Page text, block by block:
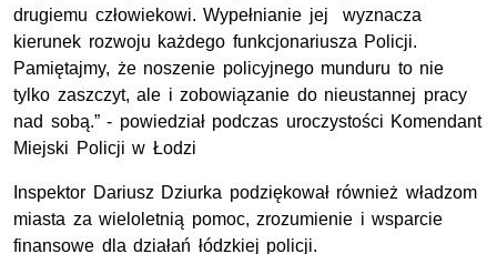
drugiemu człowiekowi. Wypełnianie jej wyznacza
kierunek rozwoju każdego funkcjonariusza Policji.
Pamiętajmy, że noszenie policyjnego munduru to nie
tylko zaszczyt, ale i zobowiązanie do nieustannej pracy
nad sobą.” - powiedział podczas uroczystości Komendant
Miejski Policji w Łodzi
Inspektor Dariusz Dziurka podziękował również władzom
miasta za wieloletnią pomoc, zrozumienie i wsparcie
finansowe dla działań łódzkiej policji.